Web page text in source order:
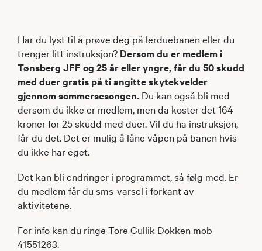
Har du lyst til å prøve deg på lerduebanen eller du
trenger litt instruksjon? Dersom du er medlem i
Tønsberg JFF og 25 år eller yngre, får du 50 skudd
med duer gratis på ti angitte skytekvelder
gjennom sommersesongen. Du kan også bli med
dersom du ikke er medlem, men da koster det 164
kroner for 25 skudd med duer. Vil du ha instruksjon,
får du det. Det er mulig å låne våpen på banen hvis
du ikke har eget.
Det kan bli endringer i programmet, så følg med. Er
du medlem får du sms-varsel i forkant av
aktivitetene.
For info kan du ringe Tore Gullik Dokken mob
41551263.